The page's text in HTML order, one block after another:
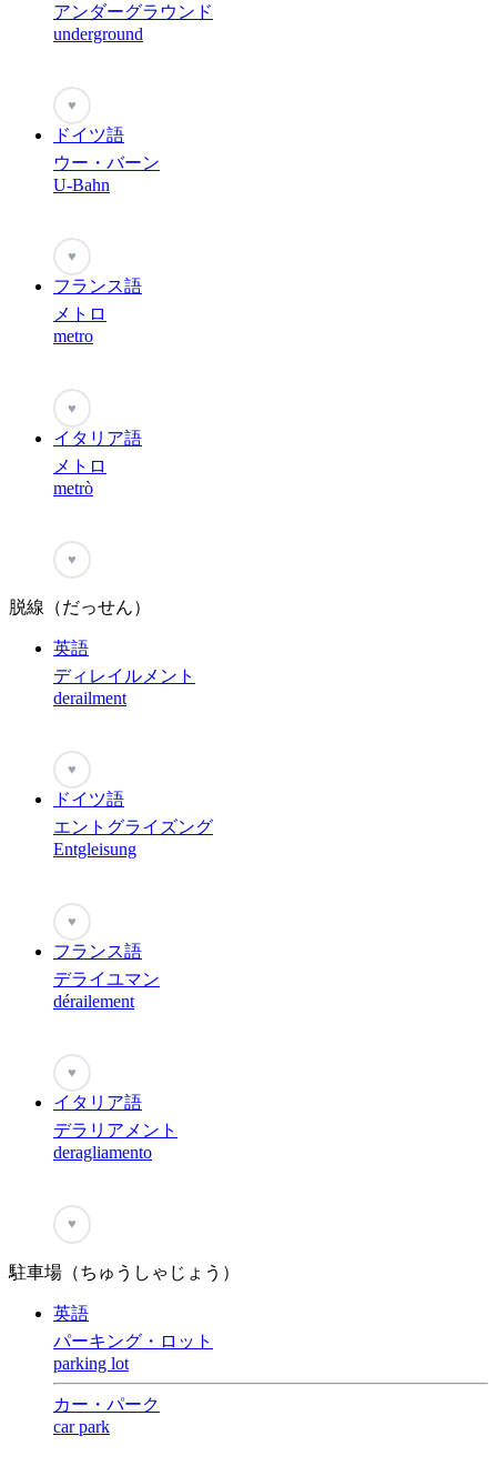
アンダーグラウンド
underground
♥
ドイツ語
ウー・バーン
U-Bahn
♥
フランス語
メトロ
metro
♥
イタリア語
メトロ
metrò
♥
脱線（だっせん）
英語
ディレイルメント
derailment
♥
ドイツ語
エントグライズング
Entgleisung
♥
フランス語
デライユマン
dérailement
♥
イタリア語
デラリアメント
deragliamento
♥
駐車場（ちゅうしゃじょう）
英語
パーキング・ロット
parking lot
カー・パーク
car park